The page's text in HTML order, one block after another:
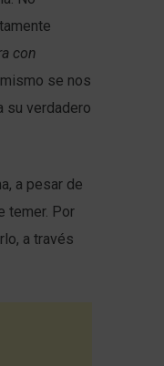
con
se nos
su verdadero
a pesar de
temer. Por
a través